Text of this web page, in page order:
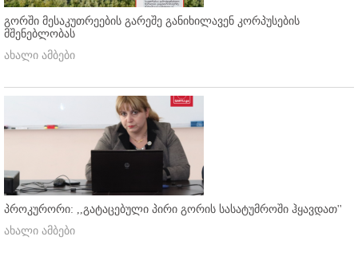
გორში მესაკუთრეების გარეშე განიხილავენ კორპუსების
მშენებლობას
ახალი ამბები
პროკურორი: ,,გატაცებული პირი გორის სასატუმროში ჰყავდათ''
ახალი ამბები